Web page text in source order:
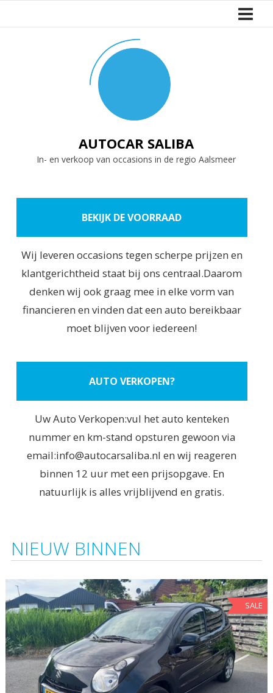
AUTOCAR SALIBA
In- en verkoop van occasions in de regio Aalsmeer
BEKIJK DE VOORRAAD
Wij leveren occasions tegen scherpe prijzen en
klantgerichtheid staat bij ons centraal.Daarom
denken wij ook graag mee in elke vorm van
financieren en vinden dat een auto bereikbaar
moet blijven voor iedereen!
AUTO VERKOPEN?
Uw Auto Verkopen:vul het auto kenteken
nummer en km-stand opsturen gewoon via
email:info@autocarsaliba.nl en wij reageren
binnen 12 uur met een prijsopgave. En
natuurlijk is alles vrijblijvend en gratis.
NIEUW BINNEN
SALE